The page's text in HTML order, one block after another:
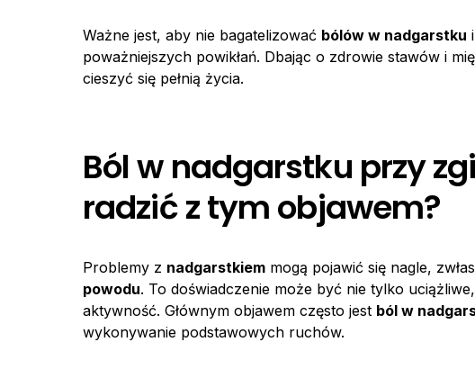
Ważne jest, aby nie bagatelizować bólów w nadgarstku
poważniejszych powikłań. Dbając o zdrowie stawów i
cieszyć się pełnią życia.
Ból w nadgarstku przy
radzić z tym objawem?
Problemy z nadgarstkiem mogą pojawić się nagle,
powodu. To doświadczenie może być nie tylko
aktywność. Głównym objawem często jest ból w
wykonywanie podstawowych ruchów.